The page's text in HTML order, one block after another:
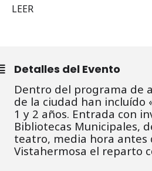
LEER
Detalles del Evento
Dentro del programa de
de la ciudad han incluído
1 y 2 años. Entrada con
Bibliotecas Municipales,
teatro, media hora antes
Vistahermosa el reparto